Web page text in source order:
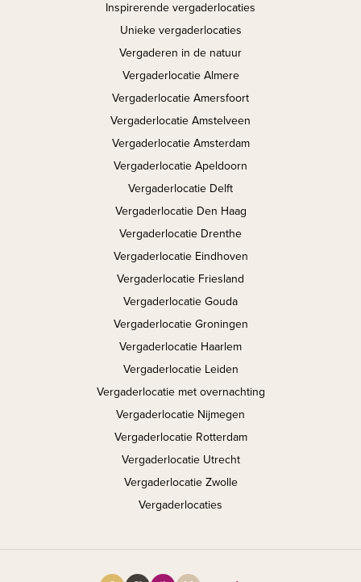
Inspirerende vergaderlocaties
Unieke vergaderlocaties
Vergaderen in de natuur
Vergaderlocatie Almere
Vergaderlocatie Amersfoort
Vergaderlocatie Amstelveen
Vergaderlocatie Amsterdam
Vergaderlocatie Apeldoorn
Vergaderlocatie Delft
Vergaderlocatie Den Haag
Vergaderlocatie Drenthe
Vergaderlocatie Eindhoven
Vergaderlocatie Friesland
Vergaderlocatie Gouda
Vergaderlocatie Groningen
Vergaderlocatie Haarlem
Vergaderlocatie Leiden
Vergaderlocatie met overnachting
Vergaderlocatie Nijmegen
Vergaderlocatie Rotterdam
Vergaderlocatie Utrecht
Vergaderlocatie Zwolle
Vergaderlocaties